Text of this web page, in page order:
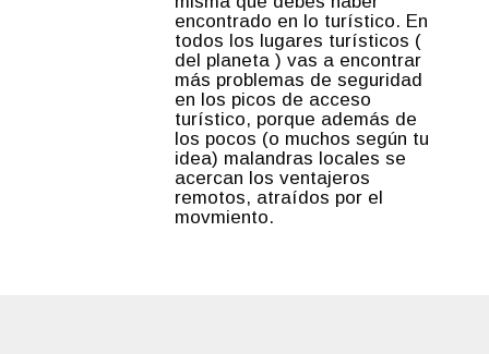
encontrado en lo turístico. En
todos los lugares turísticos (
del planeta ) vas a encontrar
más problemas de seguridad
en los picos de acceso
turístico, porque además de
los pocos (o muchos según tu
idea) malandras locales se
acercan los ventajeros
remotos, atraídos por el
movmiento.